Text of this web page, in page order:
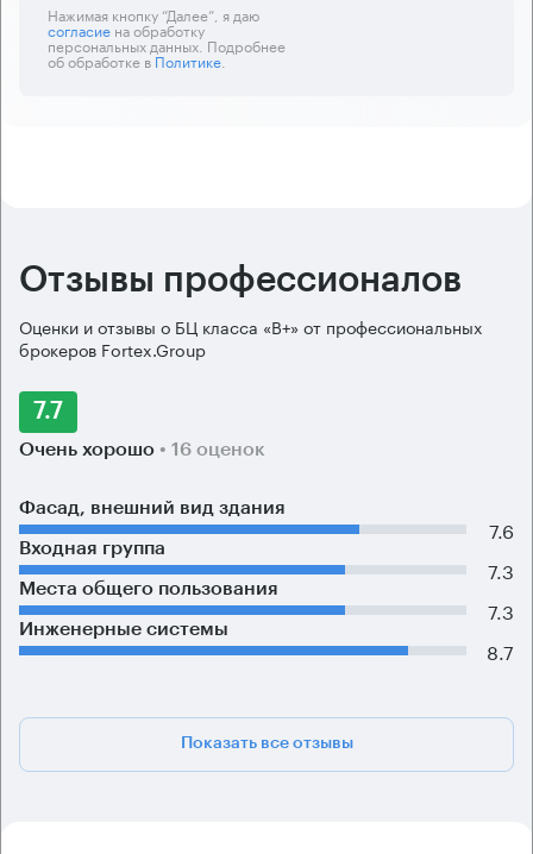
Нажимая кнопку “Далее”, я даю
согласиена обработку
персональных данных. Подробнее
об обработке вПолитике.
Отзывы профессионалов
Оценки и отзывы о БЦ класса «B+» от профессиональных
брокеров Fortex.Group
7.7
Очень хорошо • 16 оценок
Фасад, внешний вид здания
7.6
Входная группа
7.3
Места общего пользования
7.3
Инженерные системы
8.7
Показать все отзывы